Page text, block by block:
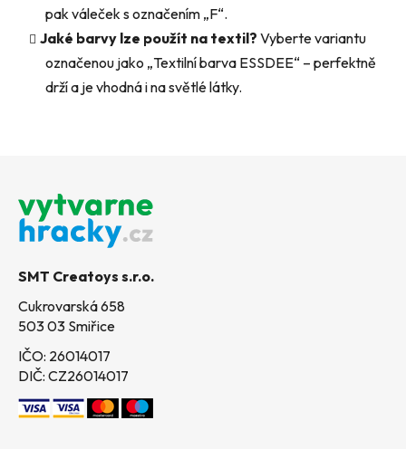
pak váleček s označením „F“.
Jaké barvy lze použít na textil? Vyberte variantu
označenou jako „Textilní barva ESSDEE“ – perfektně
drží a je vhodná i na světlé látky.
SMT Creatoys s.r.o.
Cukrovarská 658
503 03 Smiřice
IČO: 26014017
DIČ: CZ26014017